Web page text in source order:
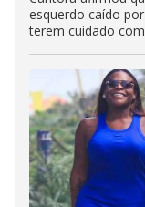
esquerdo caído
terem cuidado